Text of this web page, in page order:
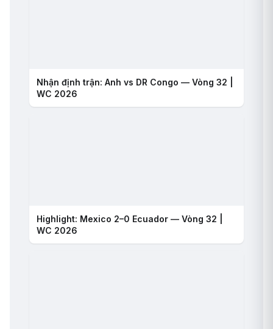
Nhận định trận: Anh vs DR Congo — Vòng 32 |
WC 2026
Highlight: Mexico 2–0 Ecuador — Vòng 32 |
WC 2026